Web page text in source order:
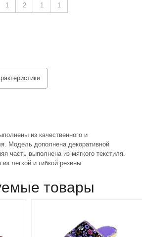
1 2 1 1
из качественного и
Модель дополнена декоративной
часть выполнена из мягкого текстиля.
легкой и гибкой резины.
товары